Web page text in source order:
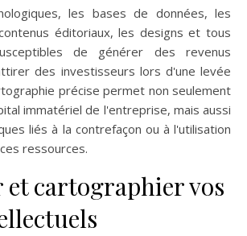
les bases de données, les
éditoriaux, les designs et tous
de générer des revenus
des investisseurs lors d'une levée
précise permet non seulement
immatériel de l'entreprise, mais aussi
liés à la contrefaçon ou à l'utilisation
ressources.
cartographier vos